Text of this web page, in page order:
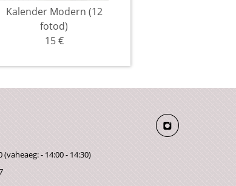
Kalender Modern (12
fotod)
15 €
(vaheaeg: - 14:00 - 14:30)